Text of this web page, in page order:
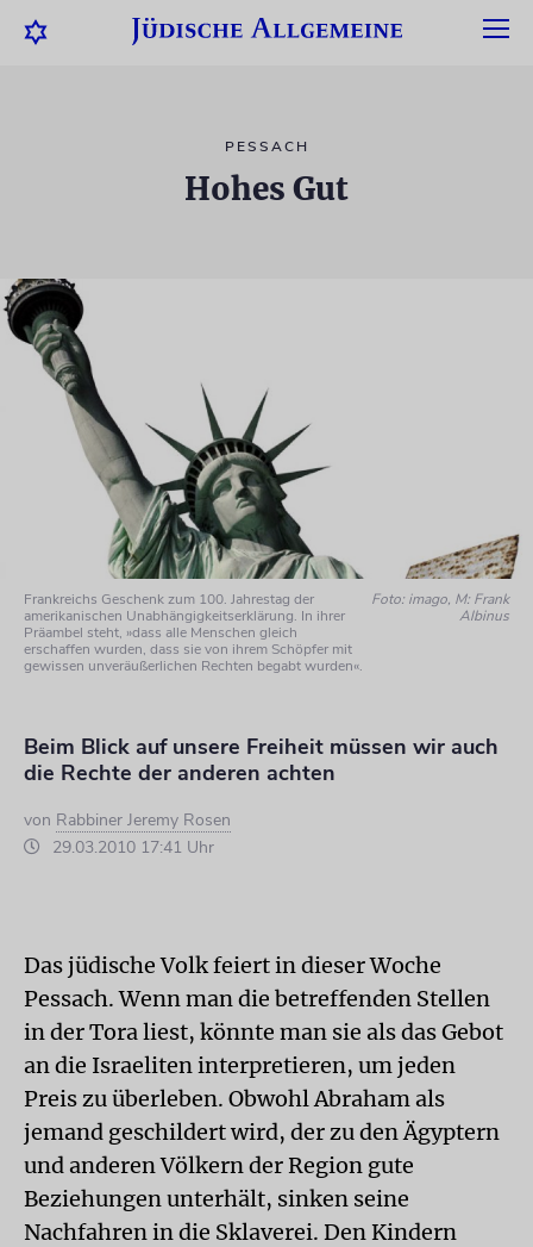
PESSACH
Hohes Gut
Frankreichs Geschenk zum 100. Jahrestag der
amerikanischen Unabhängigkeitserklärung. In ihrer
Präambel steht, »dass alle Menschen gleich
erschaffen wurden, dass sie von ihrem Schöpfer mit
gewissen unveräußerlichen Rechten begabt wurden«.
Foto: imago, M: Frank
Albinus
Beim Blick auf unsere Freiheit müssen wir auch
die Rechte der anderen achten
von Rabbiner Jeremy Rosen
29.03.2010 17:41 Uhr
Das jüdische Volk feiert in dieser Woche
Pessach. Wenn man die betreffenden Stellen
in der Tora liest, könnte man sie als das Gebot
an die Israeliten interpretieren, um jeden
Preis zu überleben. Obwohl Abraham als
jemand geschildert wird, der zu den Ägyptern
und anderen Völkern der Region gute
Beziehungen unterhält, sinken seine
Nachfahren in die Sklaverei. Den Kindern